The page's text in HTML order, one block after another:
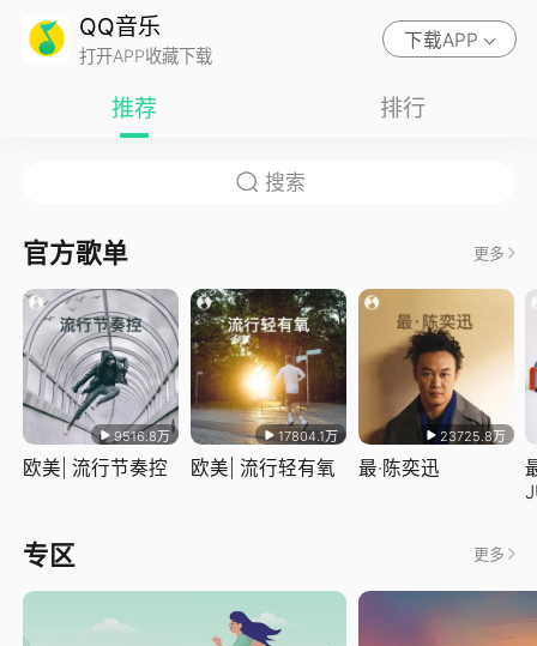
QQ音乐
打开APP收藏下载
下载APP
推荐 排行
官方歌单 更多
9516.8万
欧美| 流行节奏控
17804.1万
欧美| 流行轻有氧
23725.8万
最·陈奕迅
专区 更多